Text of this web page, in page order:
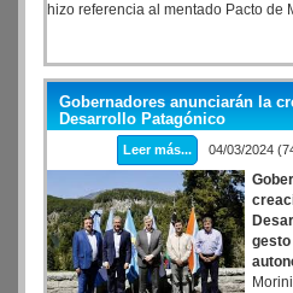
hizo referencia al mentado Pacto de
Gobernadores anunciarán la
Desarrollo Patagónico
Leer más... 04/03/2024
gesto